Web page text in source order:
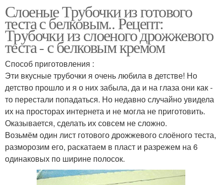
Слоеные Трубочки из готового
теста с белковым.. Рецепт:
Трубочки из слоеного дрожжевого
теста - с белковым кремом
Способ приготовления :
Эти вкусные трубочки я очень любила в детстве! Но
детство прошло и я о них забыла, да и на глаза они как -
то перестали попадаться. Но недавно случайно увидела
их на просторах интернета и не могла не приготовить.
Оказывается, сделать их совсем не сложно.
Возьмём один лист готового дрожжевого слоёного теста,
разморозим его, раскатаем в пласт и разрежем на 6
одинаковых по ширине полосок.